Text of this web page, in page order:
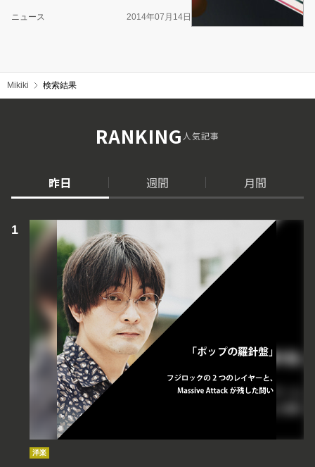
ニュース 2014年07月14日
Mikiki 検索結果
RANKING人気記事
昨日 週間 月間
洋楽